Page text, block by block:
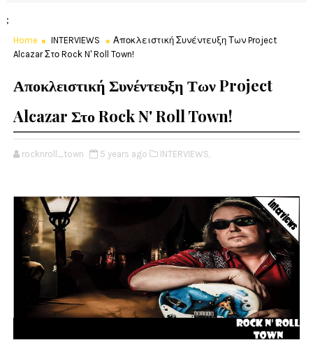
;
Home INTERVIEWS
Αποκλειστική Συνέντευξη Των Project
Alcazar Στο Rock N' Roll Town!
Αποκλειστική Συνέντευξη Των Project
Alcazar Στο Rock N' Roll Town!
rocknroll_town 5 years ago INTERVIEWS,